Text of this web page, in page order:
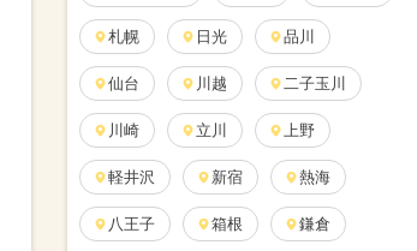
札幌 日光 品川
仙台 川越 二子玉川
川崎 立川 上野
軽井沢 新宿 熱海
八王子 箱根 鎌倉